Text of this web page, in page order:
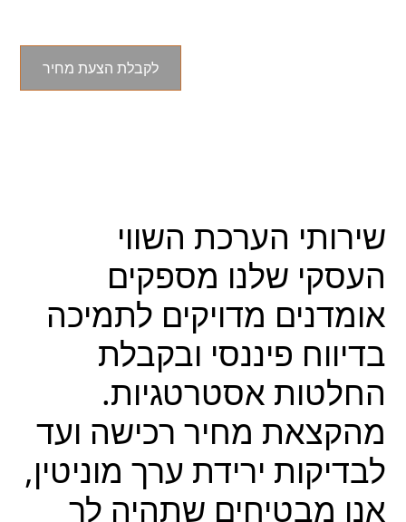
לקבלת הצעת מחיר
שירותי הערכת השווי
העסקי שלנו מספקים
אומדנים מדויקים לתמיכה
בדיווח פיננסי ובקבלת
החלטות אסטרטגיות.
מהקצאת מחיר רכישה ועד
לבדיקות ירידת ערך מוניטין,
אנו מבטיחים שתהיה לך